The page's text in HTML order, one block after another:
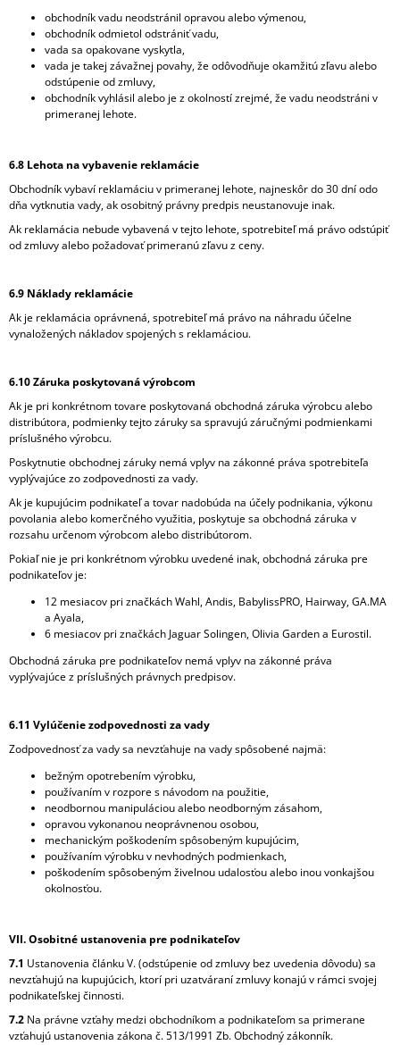
obchodník vadu neodstránil opravou alebo výmenou,
obchodník odmietol odstrániť vadu,
vada sa opakovane vyskytla,
vada je takej závažnej povahy, že odôvodňuje okamžitú zľavu alebo
odstúpenie od zmluvy,
obchodník vyhlásil alebo je z okolností zrejmé, že vadu neodstráni v
primeranej lehote.
6.8 Lehota na vybavenie reklamácie
Obchodník vybaví reklamáciu v primeranej lehote, najneskôr do 30 dní odo
dňa vytknutia vady, ak osobitný právny predpis neustanovuje inak.
Ak reklamácia nebude vybavená v tejto lehote, spotrebiteľ má právo odstúpiť
od zmluvy alebo požadovať primeranú zľavu z ceny.
6.9 Náklady reklamácie
Ak je reklamácia oprávnená, spotrebiteľ má právo na náhradu účelne
vynaložených nákladov spojených s reklamáciou.
6.10 Záruka poskytovaná výrobcom
Ak je pri konkrétnom tovare poskytovaná obchodná záruka výrobcu alebo
distribútora, podmienky tejto záruky sa spravujú záručnými podmienkami
príslušného výrobcu.
Poskytnutie obchodnej záruky nemá vplyv na zákonné práva spotrebiteľa
vyplývajúce zo zodpovednosti za vady.
Ak je kupujúcim podnikateľ a tovar nadobúda na účely podnikania, výkonu
povolania alebo komerčného využitia, poskytuje sa obchodná záruka v
rozsahu určenom výrobcom alebo distribútorom.
Pokiaľ nie je pri konkrétnom výrobku uvedené inak, obchodná záruka pre
podnikateľov je:
12 mesiacov pri značkách Wahl, Andis, BabylissPRO, Hairway, GA.MA
a Ayala,
6 mesiacov pri značkách Jaguar Solingen, Olivia Garden a Eurostil.
Obchodná záruka pre podnikateľov nemá vplyv na zákonné práva
vyplývajúce z príslušných právnych predpisov.
6.11 Vylúčenie zodpovednosti za vady
Zodpovednosť za vady sa nevzťahuje na vady spôsobené najmä:
bežným opotrebením výrobku,
používaním v rozpore s návodom na použitie,
neodbornou manipuláciou alebo neodborným zásahom,
opravou vykonanou neoprávnenou osobou,
mechanickým poškodením spôsobeným kupujúcim,
používaním výrobku v nevhodných podmienkach,
poškodením spôsobeným živelnou udalosťou alebo inou vonkajšou
okolnosťou.
VII. Osobitné ustanovenia pre podnikateľov
7.1 Ustanovenia článku V. (odstúpenie od zmluvy bez uvedenia dôvodu) sa
nevzťahujú na kupujúcich, ktorí pri uzatváraní zmluvy konajú v rámci svojej
podnikateľskej činnosti.
7.2 Na právne vzťahy medzi obchodníkom a podnikateľom sa primerane
vzťahujú ustanovenia zákona č. 513/1991 Zb. Obchodný zákonník.